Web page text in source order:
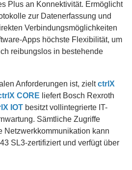
Plus an Konnektivität. Ermöglicht
zur Datenerfassung und
Verbindungsmöglichkeiten
Apps höchste Flexibilität, um
reibungslos in bestehende
Anforderungen ist, zieltctrlX
CORE liefert Bosch Rexroth
IOT besitzt vollintegrierte IT-
Sämtliche Zugriffe
Netzwerkkommunikation kann
SL3-zertifiziert und verfügt über